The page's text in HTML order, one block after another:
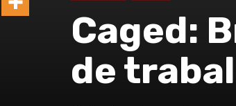
Caged:
de